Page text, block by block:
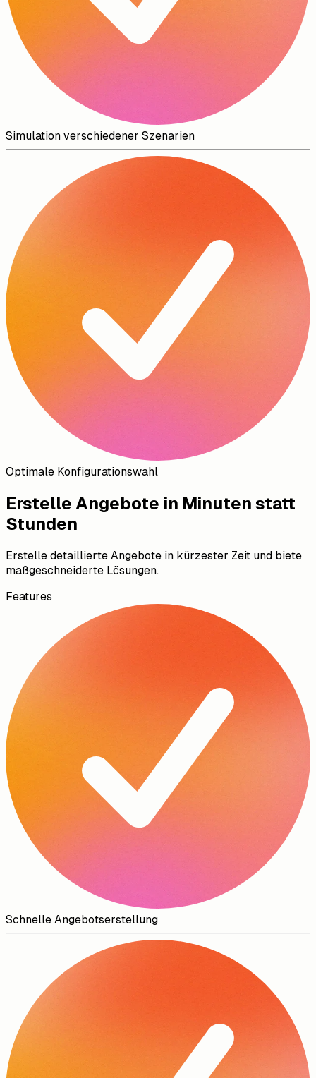
Simulation verschiedener Szenarien
Optimale Konfigurationswahl
Erstelle Angebote in Minuten statt
Stunden
Erstelle detaillierte Angebote in kürzester Zeit und biete
maßgeschneiderte Lösungen.
Features
Schnelle Angebotserstellung